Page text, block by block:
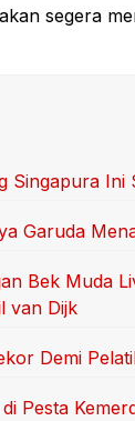
segera
Singapura Ini
Garuda
Bek Muda
van Dijk
Demi
Pesta